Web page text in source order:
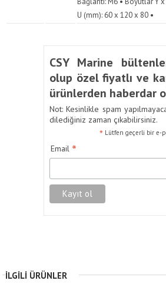
U (mm): 60 x 120 x 80 •
CSY Marine
olup özel fiyatlı ve
ürünlerden haberdar
Not: Kesinlikle spam
dilediğiniz zaman çıkabilirsiniz.
* Lütfen geçerli bir e-
Email *
İLGILI ÜRÜNLER